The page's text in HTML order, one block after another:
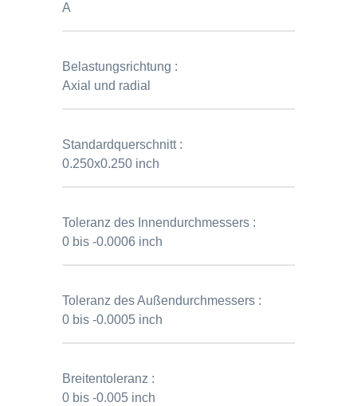
A
Belastungsrichtung :
Axial und radial
Standardquerschnitt :
0.250x0.250 inch
Toleranz des Innendurchmessers :
0 bis -0.0006 inch
Toleranz des Außendurchmessers :
0 bis -0.0005 inch
Breitentoleranz :
0 bis -0.005 inch